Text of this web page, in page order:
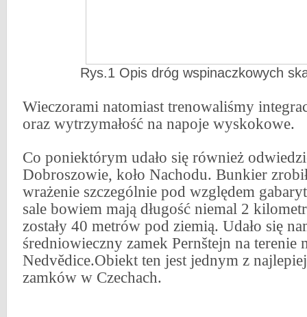
Rys.1 Opis dróg wspinaczkowych
Wieczorami natomiast trenowaliśmy
oraz wytrzymałość na napoje wyskokowe.
Co poniektórym udało się również
Dobroszowie, koło Nachodu. Bunkier
wrażenie szczególnie pod względem
sale bowiem mają długość niemal 2
zostały 40 metrów pod ziemią. Udało się
średniowieczny zamek Pernštejn na terenie
Nedvědice.Obiekt ten jest jednym z
zamków w Czechach.